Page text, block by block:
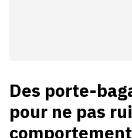
Des porte-
pour ne pas